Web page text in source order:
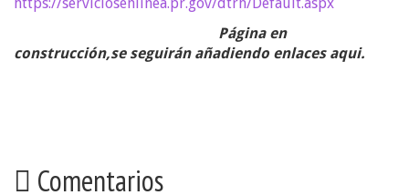
Página en
construcción,se seguirán añadiendo enlaces aqui.
Comentarios